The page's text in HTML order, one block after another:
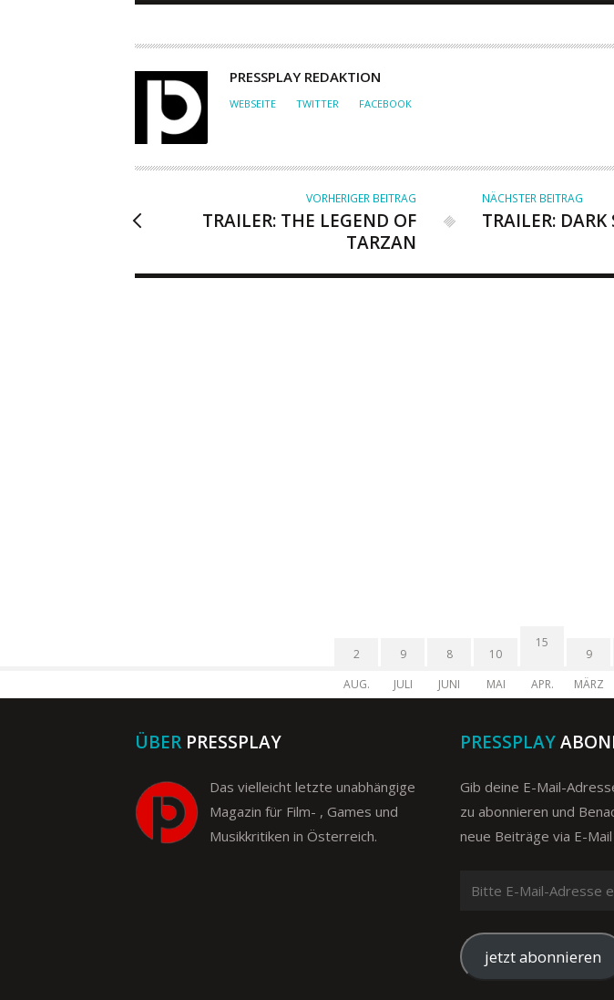
A
U
R
PRESSPLAY REDAKTION
WEBSEITE TWITTER FACEBOOK
VORHERIGER BEITRAG
TRAILER: THE LEGEND OF
TARZAN
NÄCHSTER BEITRAG
TRAILER:
2
AUG.
9
JULI
8
JUNI
10
MAI
15
APR.
9
MÄRZ
ÜBER PRESSPLAY
Das vielleicht letzte unabhängige
Magazin für Film- , Games und
Musikkritiken in Österreich.
PRESSPLAY
Gib deine E-Mail-
zu abonnieren und
neue Beiträge via E-
Mail-
Adresse
eingeben
jetzt abonnieren